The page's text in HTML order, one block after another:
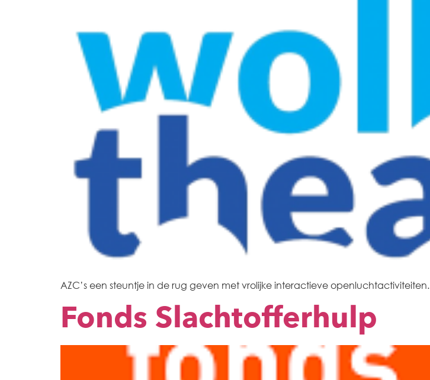
AZC’s een steuntje in de rug geven met vrolijke interactieve openluchtactiviteiten.
Fonds Slachtofferhulp